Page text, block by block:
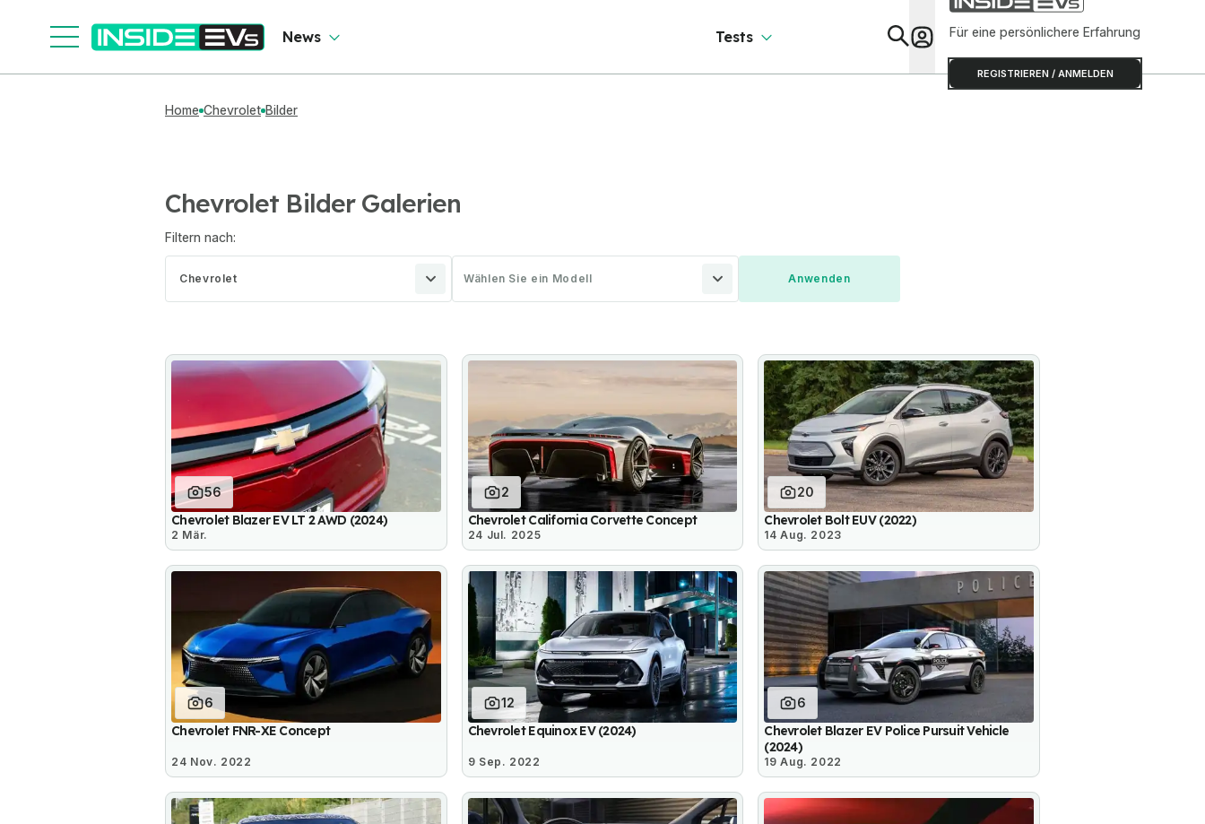
News Tests Für eine persönlichere Erfahrung
REGISTRIEREN / ANMELDEN
Home Chevrolet Bilder
Chevrolet Bilder Galerien
Filtern nach:
Chevrolet Wählen Sie ein Modell
56
Chevrolet Blazer EV LT 2 AWD (2024)
2 Mär.
2
Chevrolet California Corvette Concept
24 Jul. 2025
20
Chevrolet Bolt EUV (2022)
14 Aug. 2023
6
Chevrolet FNR-XE Concept
24 Nov. 2022
12
Chevrolet Equinox EV (2024)
9 Sep. 2022
6
Chevrolet Blazer EV Police Pursuit Vehicle
(2024)
19 Aug. 2022